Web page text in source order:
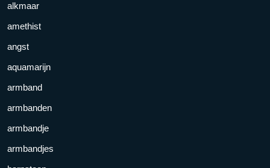
alkmaar
amethist
angst
aquamarijn
armband
armbanden
armbandje
armbandjes